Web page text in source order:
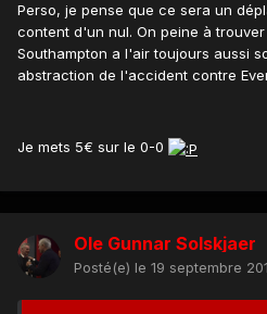
Perso, je pense que ce sera un
content d'un nul. On peine à
Southampton a l'air toujours aussi
abstraction de l'accident contre
Je mets 5€ sur le 0-0
Ole Gunnar Solskjaer
Posté(e) le 19 septembre